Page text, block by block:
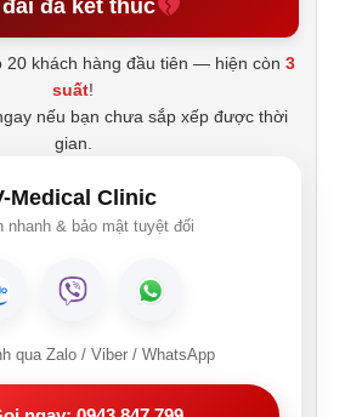
đã kết thúc
20 khách hàng đầu tiên — hiện còn3
suất!
nếu bạn chưa sắp xếp được thời
gian.
Medical Clinic
nhanh & bảo mật tuyệt đối
qua Zalo / Viber / WhatsApp